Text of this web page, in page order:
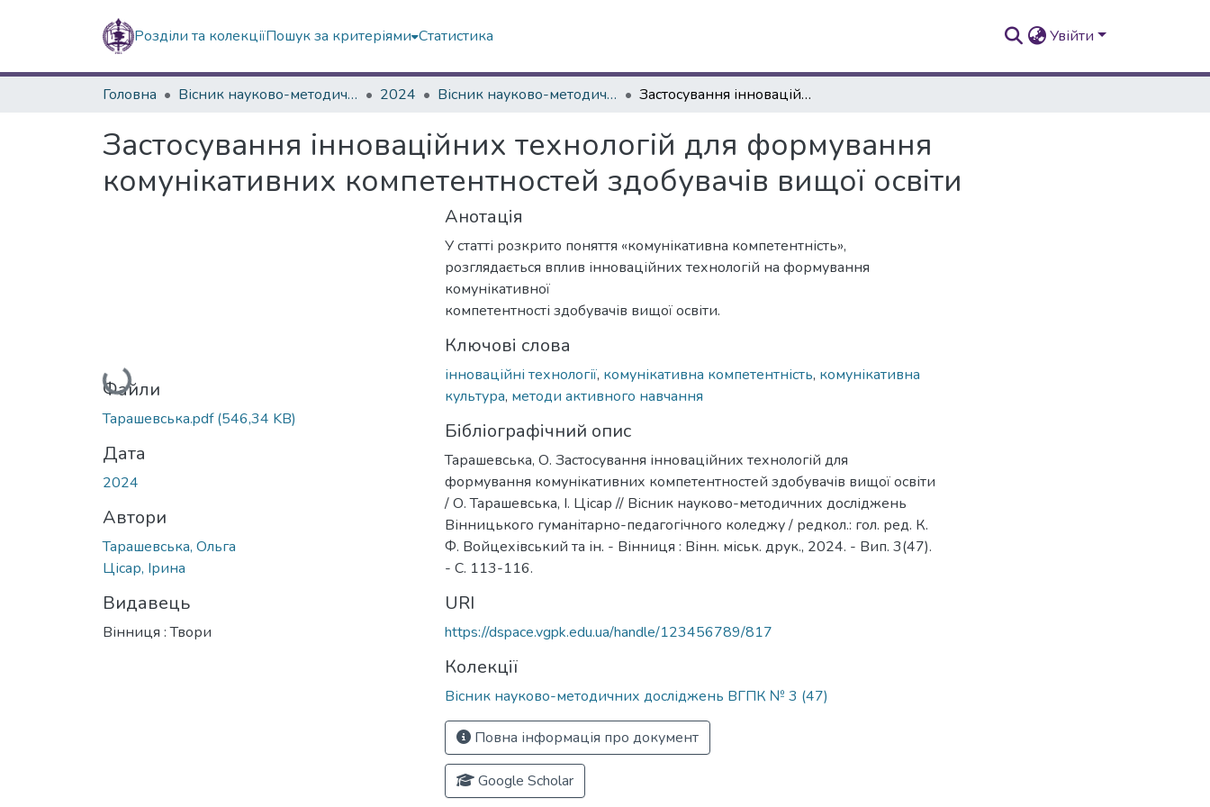
Розділи та колекціїПошук за критеріями Статистика Увійти
Головна Вісник науково-методичних досліджень ВГПК 2024 Вісник науково-методичних досліджень ВГПК № 3 (47) Застосування інноваційних технологій для формування комунікативних компетентностей здобувачів вищої освіти
Застосування інноваційних технологій для формування
комунікативних компетентностей здобувачів вищої освіти
Вантажиться...
Файли
Тарашевська.pdf(546,34 KB)
Дата
2024
Автори
Тарашевська, Ольга
Цісар, Ірина
Видавець
Вінниця : Твори
Анотація
У статті розкрито поняття «комунікативна компетентність»,
розглядається вплив інноваційних технологій на формування
комунікативної
компетентності здобувачів вищої освіти.
Ключові слова
інноваційні технології, комунікативна компетентність, комунікативна
культура, методи активного навчання
Бібліографічний опис
Тарашевська, О. Застосування інноваційних технологій для
формування комунікативних компетентностей здобувачів вищої освіти
/ О. Тарашевська, І. Цісар // Вісник науково-методичних досліджень
Вінницького гуманітарно-педагогічного коледжу / редкол.: гол. ред. К.
Ф. Войцехівський та ін. - Вінниця : Вінн. міськ. друк., 2024. - Вип. 3(47).
- С. 113-116.
URI
https://dspace.vgpk.edu.ua/handle/123456789/817
Колекції
Вісник науково-методичних досліджень ВГПК № 3 (47)
Повна інформація про документ
Google Scholar